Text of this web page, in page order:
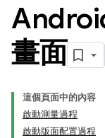
畫面
這個頁面中的內容
啟動測量過程
啟動版面配置過程